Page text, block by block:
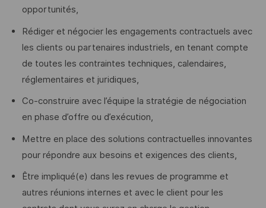
opportunités,
Rédiger et négocier les engagements contractuels avec
les clients ou partenaires industriels, en tenant compte
de toutes les contraintes techniques, calendaires,
réglementaires et juridiques,
Co-construire avec l’équipe la stratégie de négociation
en phase d’offre ou d’exécution,
Mettre en place des solutions contractuelles innovantes
pour répondre aux besoins et exigences des clients,
Être impliqué(e) dans les revues de programme et
autres réunions internes et avec le client pour les